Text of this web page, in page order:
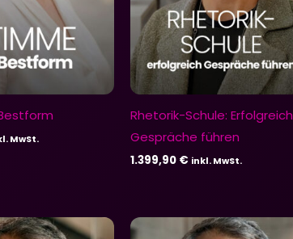
MwSt.
Rhetorik-Schule: Erfolgreich
Gespräche führen
1.399,90 € inkl. MwSt.